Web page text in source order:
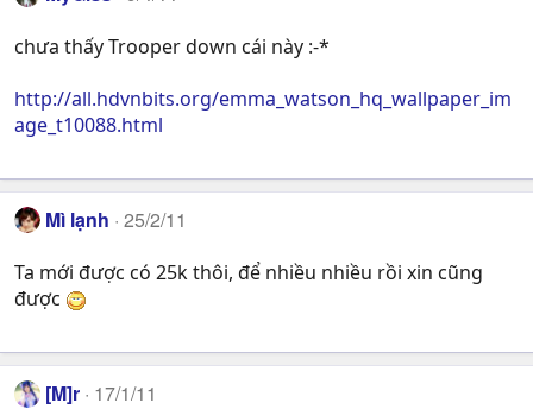
chưa thấy Trooper down cái này :-*
http://all.hdvnbits.org/emma_watson_hq_wallpaper_im
age_t10088.html
Mì lạnh 25/2/11
Ta mới được có 25k thôi, để nhiều nhiều rồi xin cũng
được
[M]r 17/1/11